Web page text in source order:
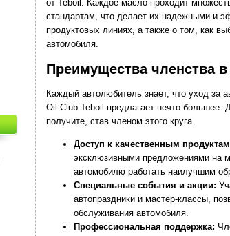
от Teboil. Каждое масло проходит
стандартам, что делает их надежными и
продуктовых линиях, а также о том, как
автомобиля.
Преимущества членства в
Каждый автолюбитель знает, что уход за
Oil Club Teboil предлагает нечто
получите, став членом этого круга.
Доступ к качественным
эксклюзивными предложениями на
автомобилю работать наилучшим
Специальные события и акции:
автопраздники и мастер-классы,
обслуживания автомобиля.
Профессиональная поддержка: